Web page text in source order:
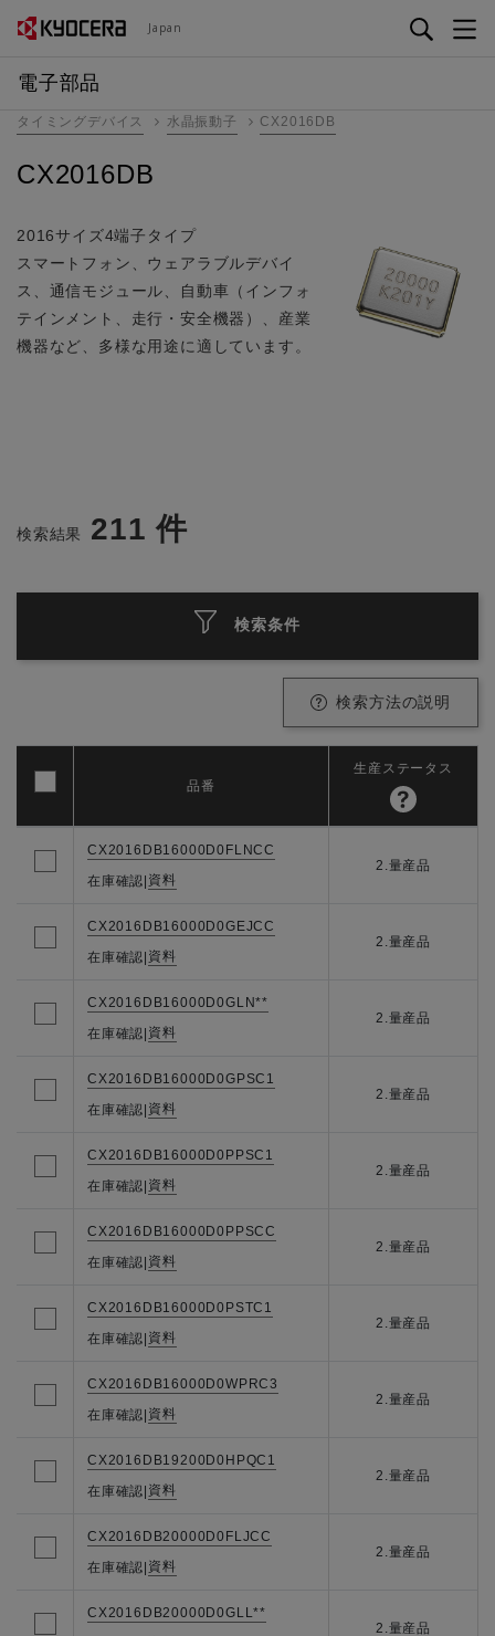
Japan
電子部品
タイミングデバイス 水晶振動子 CX2016DB
CX2016DB
2016サイズ4端子タイプ
スマートフォン、ウェアラブルデバイ
ス、通信モジュール、自動車（インフォ
テインメント、走行・安全機器）、産業
機器など、多様な用途に適しています。
検索結果 211 件
検索条件
検索方法の説明
CX2016DB16000D0FLNCC
在庫確認| 資料
2.量産品
CX2016DB16000D0GEJCC
在庫確認| 資料
2.量産品
CX2016DB16000D0GLN**
在庫確認| 資料
2.量産品
CX2016DB16000D0GPSC1
在庫確認| 資料
2.量産品
CX2016DB16000D0PPSC1
在庫確認| 資料
2.量産品
CX2016DB16000D0PPSCC
在庫確認| 資料
2.量産品
CX2016DB16000D0PSTC1
在庫確認| 資料
2.量産品
CX2016DB16000D0WPRC3
在庫確認| 資料
2.量産品
CX2016DB19200D0HPQC1
在庫確認| 資料
2.量産品
CX2016DB20000D0FLJCC
在庫確認| 資料
2.量産品
CX2016DB20000D0GLL**
2.量産品
品番
生産ステータス